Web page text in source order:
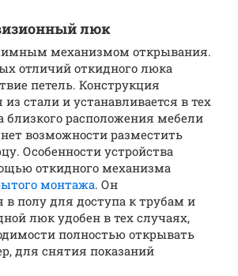
люк
механизмом открывания.
отличий откидного люка
петель. Конструкция
из стали и устанавливается в тех
близкого расположения мебели
возможности разместить
Особенности устройства
откидного механизма
монтажа. Он
в полу для доступа к трубам и
люк удобен в тех случаях,
полностью открывать
для снятия показаний